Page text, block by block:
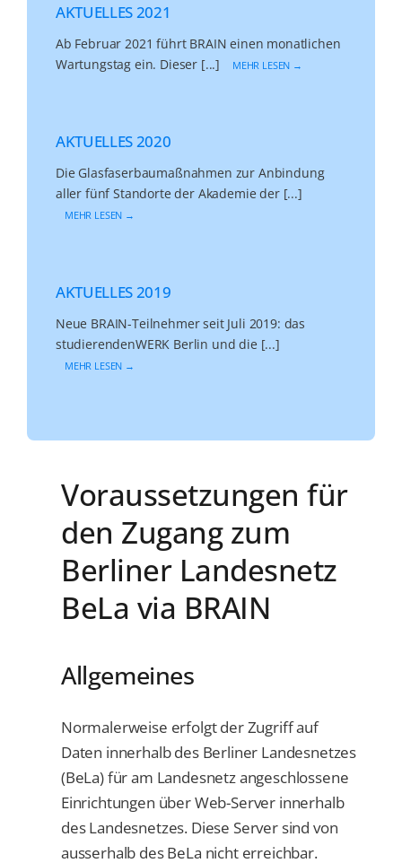
AKTUELLES 2021
Ab Februar 2021 führt BRAIN einen monatlichen
Wartungstag ein. Dieser [...]
MEHR LESEN →
AKTUELLES 2020
Die Glasfaserbaumaßnahmen zur Anbindung
aller fünf Standorte der Akademie der [...]
MEHR LESEN →
AKTUELLES 2019
Neue BRAIN-Teilnehmer seit Juli 2019: das
studierendenWERK Berlin und die [...]
MEHR LESEN →
Voraussetzungen für
den Zugang zum
Berliner Landesnetz
BeLa via BRAIN
Allgemeines
Normalerweise erfolgt der Zugriff auf
Daten innerhalb des Berliner Landesnetzes
(BeLa) für am Landesnetz angeschlossene
Einrichtungen über Web-Server innerhalb
des Landesnetzes. Diese Server sind von
ausserhalb des BeLa nicht erreichbar.